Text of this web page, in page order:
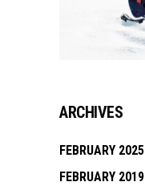
ARCHIVES
FEBRUARY 2025
FEBRUARY 2019